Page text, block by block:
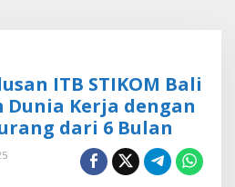
ITB STIKOM Bali
Dunia Kerja dengan
dari 6 Bulan